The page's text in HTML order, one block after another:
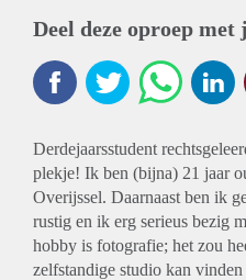
Deel deze oproep met
Derdejaarsstudent
plekje! Ik ben (bijna) 21 jaar
Overijssel. Daarnaast ben ik
rustig en ik erg serieus bezig
hobby is fotografie; het zou
zelfstandige studio kan